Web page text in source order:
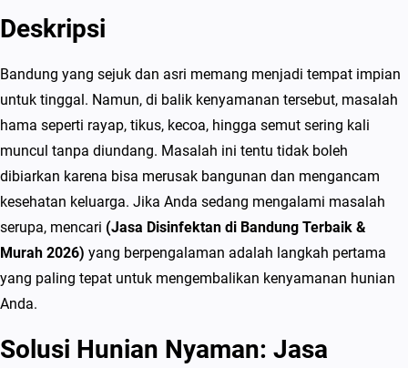
a
a
D
i
s
i
n
f
e
k
t
n
Deskripsi
Bandung yang sejuk dan asri memang menjadi tempat impian
untuk tinggal. Namun, di balik kenyamanan tersebut, masalah
hama seperti rayap, tikus, kecoa, hingga semut sering kali
muncul tanpa diundang. Masalah ini tentu tidak boleh
dibiarkan karena bisa merusak bangunan dan mengancam
kesehatan keluarga. Jika Anda sedang mengalami masalah
serupa, mencari (Jasa Disinfektan di Bandung Terbaik &
Murah 2026) yang berpengalaman adalah langkah pertama
yang paling tepat untuk mengembalikan kenyamanan hunian
Anda.
Solusi Hunian Nyaman: Jasa